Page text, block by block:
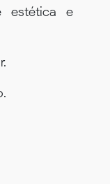
estética e